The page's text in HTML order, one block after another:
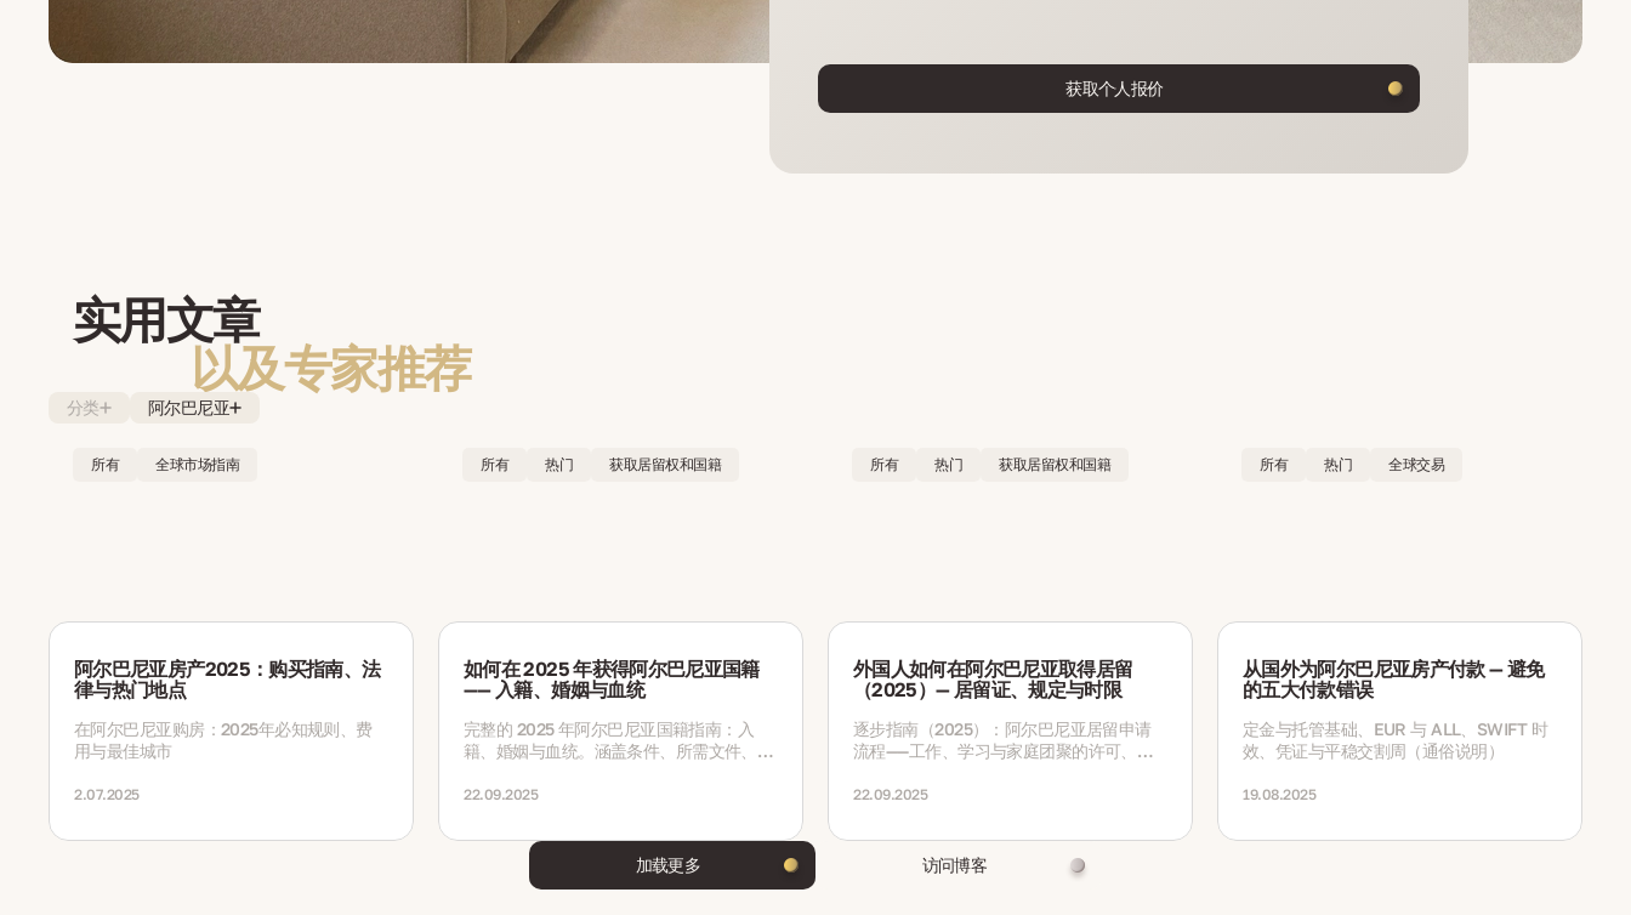
获取个人报价
实用文章
以及专家推荐
分类 阿尔巴尼亚
所有 全球市场指南
阿尔巴尼亚房产2025：购买指南、法
律与热门地点
在阿尔巴尼亚购房：2025年必知规则、费
用与最佳城市
2.07.2025
所有 热门 获取居留权和国籍
如何在 2025 年获得阿尔巴尼亚国籍
—— 入籍、婚姻与血统
完整的 2025 年阿尔巴尼亚国籍指南：入
籍、婚姻与血统。涵盖条件、所需文件、费
22.09.2025
所有 热门 获取居留权和国籍
外国人如何在阿尔巴尼亚取得居留
（2025）— 居留证、规定与时限
逐步指南（2025）：阿尔巴尼亚居留申请
流程——工作、学习与家庭团聚的许可、居
22.09.2025
所有 热门 全球交易
从国外为阿尔巴尼亚房产付款 — 避免
的五大付款错误
定金与托管基础、EUR 与 ALL、SWIFT 时
效、凭证与平稳交割周（通俗说明）
19.08.2025
加载更多 访问博客